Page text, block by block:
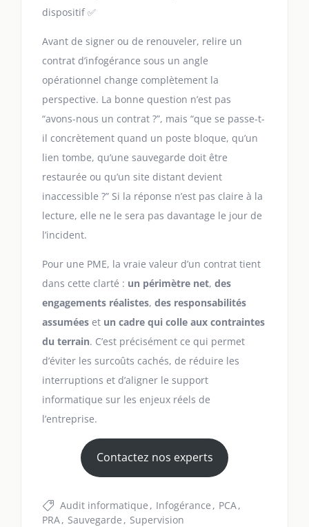
dispositif ✅
Avant de signer ou de renouveler, relire un
contrat d’infogérance sous un angle
opérationnel change complètement la
perspective. La bonne question n’est pas
“avons-nous un contrat ?”, mais “que se passe-t-
il concrètement quand un poste bloque, qu’un
lien tombe, qu’une sauvegarde doit être
restaurée ou qu’un site distant devient
inaccessible ?” Si la réponse n’est pas claire à la
lecture, elle ne le sera pas davantage le jour de
l’incident.
Pour une PME, la vraie valeur d’un contrat tient
dans cette clarté : un périmètre net, des
engagements réalistes, des responsabilités
assumées et un cadre qui colle aux contraintes
du terrain. C’est précisément ce qui permet
d’éviter les surcoûts cachés, de réduire les
interruptions et d’aligner le support
informatique sur les enjeux réels de
l’entreprise.
Contactez nos experts
Audit informatique Infogérance
PCA
PRA
Sauvegarde Supervision